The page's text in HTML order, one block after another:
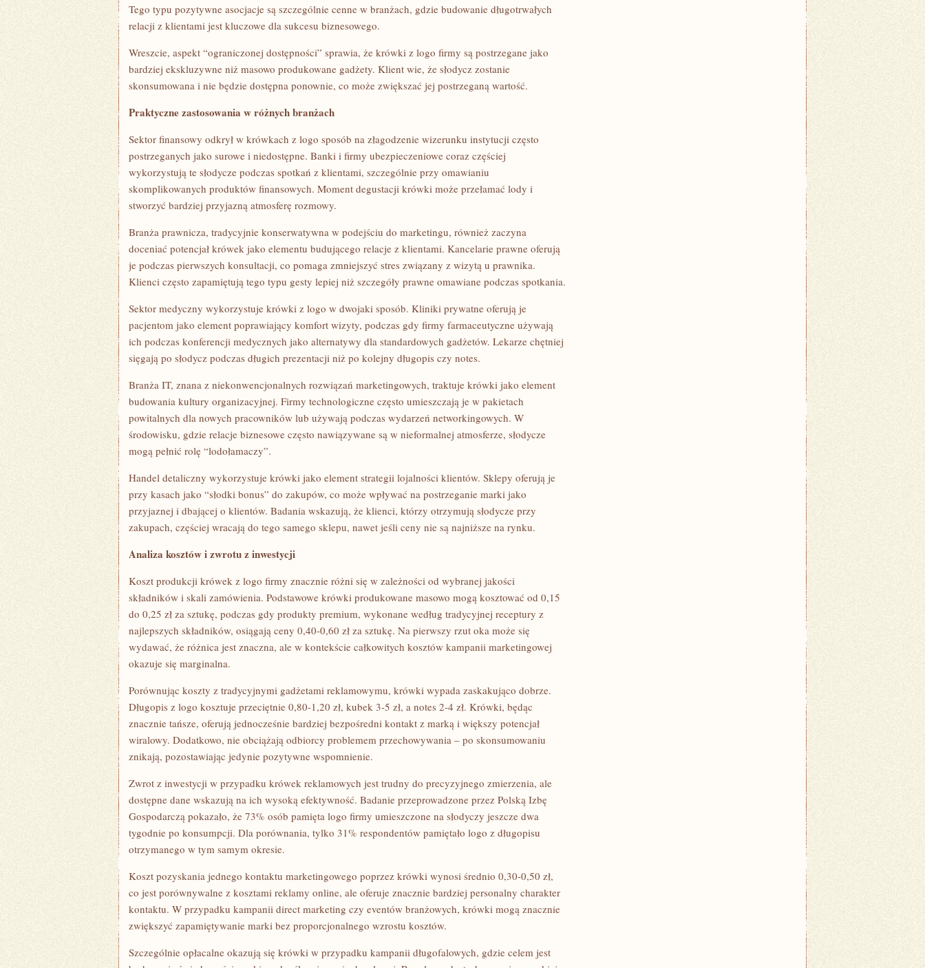
Tego typu pozytywne asocjacje są szczególnie cenne w branżach, gdzie budowanie długotrwałych
relacji z klientami jest kluczowe dla sukcesu biznesowego.
Wreszcie, aspekt “ograniczonej dostępności” sprawia, że krówki z logo firmy są postrzegane jako
bardziej ekskluzywne niż masowo produkowane gadżety. Klient wie, że słodycz zostanie
skonsumowana i nie będzie dostępna ponownie, co może zwiększać jej postrzeganą wartość.
Praktyczne zastosowania w różnych branżach
Sektor finansowy odkrył w krówkach z logo sposób na złagodzenie wizerunku instytucji często
postrzeganych jako surowe i niedostępne. Banki i firmy ubezpieczeniowe coraz częściej
wykorzystują te słodycze podczas spotkań z klientami, szczególnie przy omawianiu
skomplikowanych produktów finansowych. Moment degustacji krówki może przełamać lody i
stworzyć bardziej przyjazną atmosferę rozmowy.
Branża prawnicza, tradycyjnie konserwatywna w podejściu do marketingu, również zaczyna
doceniać potencjał krówek jako elementu budującego relacje z klientami. Kancelarie prawne oferują
je podczas pierwszych konsultacji, co pomaga zmniejszyć stres związany z wizytą u prawnika.
Klienci często zapamiętują tego typu gesty lepiej niż szczegóły prawne omawiane podczas spotkania.
Sektor medyczny wykorzystuje krówki z logo w dwojaki sposób. Kliniki prywatne oferują je
pacjentom jako element poprawiający komfort wizyty, podczas gdy firmy farmaceutyczne używają
ich podczas konferencji medycznych jako alternatywy dla standardowych gadżetów. Lekarze chętniej
sięgają po słodycz podczas długich prezentacji niż po kolejny długopis czy notes.
Branża IT, znana z niekonwencjonalnych rozwiązań marketingowych, traktuje krówki jako element
budowania kultury organizacyjnej. Firmy technologiczne często umieszczają je w pakietach
powitalnych dla nowych pracowników lub używają podczas wydarzeń networkingowych. W
środowisku, gdzie relacje biznesowe często nawiązywane są w nieformalnej atmosferze, słodycze
mogą pełnić rolę “lodołamaczy”.
Handel detaliczny wykorzystuje krówki jako element strategii lojalności klientów. Sklepy oferują je
przy kasach jako “słodki bonus” do zakupów, co może wpływać na postrzeganie marki jako
przyjaznej i dbającej o klientów. Badania wskazują, że klienci, którzy otrzymują słodycze przy
zakupach, częściej wracają do tego samego sklepu, nawet jeśli ceny nie są najniższe na rynku.
Analiza kosztów i zwrotu z inwestycji
Koszt produkcji krówek z logo firmy znacznie różni się w zależności od wybranej jakości
składników i skali zamówienia. Podstawowe krówki produkowane masowo mogą kosztować od 0,15
do 0,25 zł za sztukę, podczas gdy produkty premium, wykonane według tradycyjnej receptury z
najlepszych składników, osiągają ceny 0,40-0,60 zł za sztukę. Na pierwszy rzut oka może się
wydawać, że różnica jest znaczna, ale w kontekście całkowitych kosztów kampanii marketingowej
okazuje się marginalna.
Porównując koszty z tradycyjnymi gadżetami reklamowymu, krówki wypada zaskakująco dobrze.
Długopis z logo kosztuje przeciętnie 0,80-1,20 zł, kubek 3-5 zł, a notes 2-4 zł. Krówki, będąc
znacznie tańsze, oferują jednocześnie bardziej bezpośredni kontakt z marką i większy potencjał
wiralowy. Dodatkowo, nie obciążają odbiorcy problemem przechowywania – po skonsumowaniu
znikają, pozostawiając jedynie pozytywne wspomnienie.
Zwrot z inwestycji w przypadku krówek reklamowych jest trudny do precyzyjnego zmierzenia, ale
dostępne dane wskazują na ich wysoką efektywność. Badanie przeprowadzone przez Polską Izbę
Gospodarczą pokazało, że 73% osób pamięta logo firmy umieszczone na słodyczy jeszcze dwa
tygodnie po konsumpcji. Dla porównania, tylko 31% respondentów pamiętało logo z długopisu
otrzymanego w tym samym okresie.
Koszt pozyskania jednego kontaktu marketingowego poprzez krówki wynosi średnio 0,30-0,50 zł,
co jest porównywalne z kosztami reklamy online, ale oferuje znacznie bardziej personalny charakter
kontaktu. W przypadku kampanii direct marketing czy eventów branżowych, krówki mogą znacznie
zwiększyć zapamiętywanie marki bez proporcjonalnego wzrostu kosztów.
Szczególnie opłacalne okazują się krówki w przypadku kampanii długofalowych, gdzie celem jest